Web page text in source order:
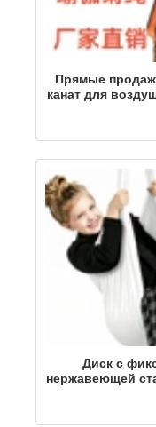
Прямые
канат для
ремень,
канат,
Диск с
нержавеющей
йоги, мешок с
несущий